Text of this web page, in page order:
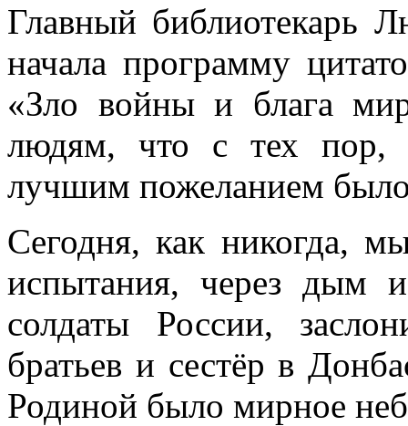
Главный библиотекарь
начала программу
«Зло войны и блага
людям, что с тех
лучшим пожеланием
Сегодня, как никогда,
испытания, через дым
солдаты России,
братьев и сестёр в
Родиной было мирное